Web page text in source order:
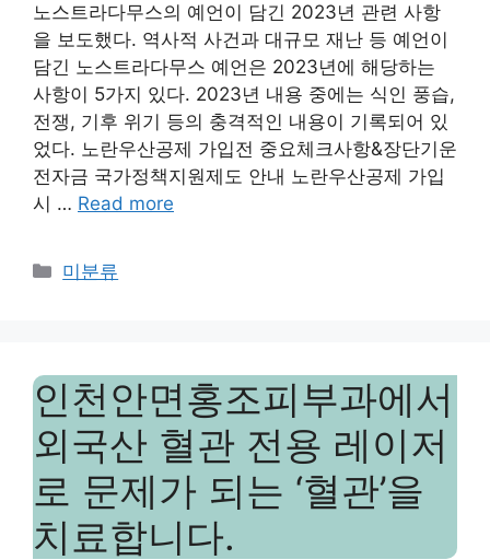
노스트라다무스의 예언이 담긴 2023년 관련 사항
을 보도했다. 역사적 사건과 대규모 재난 등 예언이
담긴 노스트라다무스 예언은 2023년에 해당하는
사항이 5가지 있다. 2023년 내용 중에는 식인 풍습,
전쟁, 기후 위기 등의 충격적인 내용이 기록되어 있
었다. 노란우산공제 가입전 중요체크사항&장단기운
전자금 국가정책지원제도 안내 노란우산공제 가입
시 … Read more
Categories
미분류
인천안면홍조피부과에서
외국산 혈관 전용 레이저
로 문제가 되는 ‘혈관’을
치료합니다.